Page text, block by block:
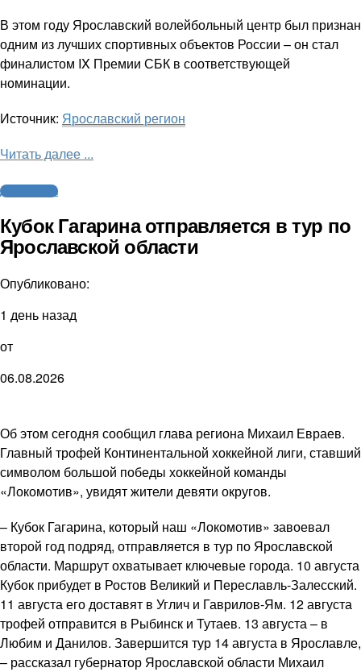
В этом году Ярославский волейбольный центр был признан
одним из лучших спортивных объектов России – он стал
финалистом IX Премии СБК в соответствующей
номинации.
Источник: Ярославский регион
Читать далее ...
Другие виды
Кубок Гагарина отправляется в тур по
Ярославской области
Опубликовано:
1 день назад
от
06.08.2026
Об этом сегодня сообщил глава региона Михаил Евраев.
Главный трофей Континентальной хоккейной лиги, ставший
символом большой победы хоккейной команды
«Локомотив», увидят жители девяти округов.
– Кубок Гагарина, который наш «Локомотив» завоевал
второй год подряд, отправляется в тур по Ярославской
области. Маршрут охватывает ключевые города. 10 августа
Кубок прибудет в Ростов Великий и Переславль-Залесский.
11 августа его доставят в Углич и Гаврилов-Ям. 12 августа
трофей отправится в Рыбинск и Тутаев. 13 августа – в
Любим и Данилов. Завершится тур 14 августа в Ярославле,
– рассказал губернатор Ярославской области Михаил